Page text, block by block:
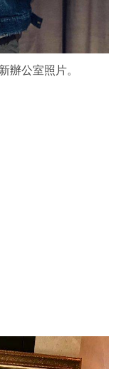
辦公室照片。